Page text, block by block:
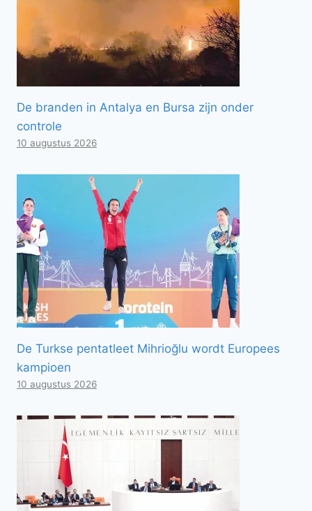
De branden in Antalya en Bursa zijn onder
controle
10 augustus 2026
De Turkse pentatleet Mihrioğlu wordt Europees
kampioen
10 augustus 2026